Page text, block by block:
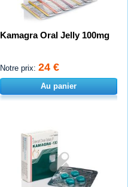
Kamagra Oral Jelly 100mg
Notre prix: 24 €
Au panier